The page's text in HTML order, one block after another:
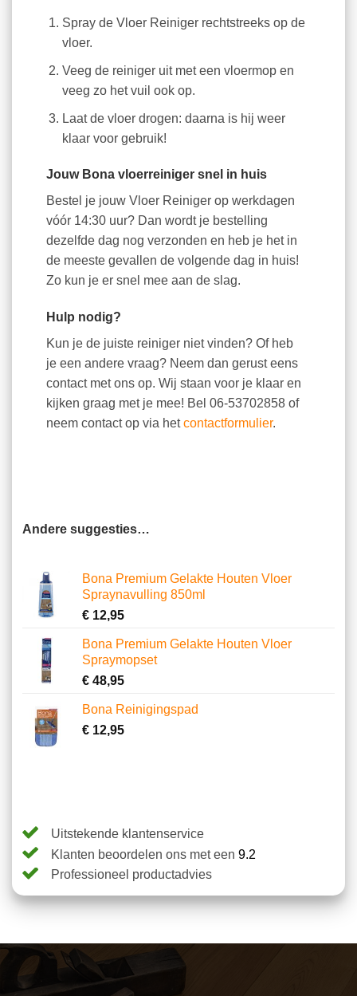
Spray de Vloer Reiniger rechtstreeks op de
vloer.
Veeg de reiniger uit met een vloermop en
veeg zo het vuil ook op.
Laat de vloer drogen: daarna is hij weer
klaar voor gebruik!
Jouw Bona vloerreiniger snel in huis
Bestel je jouw Vloer Reiniger op werkdagen
vóór 14:30 uur? Dan wordt je bestelling
dezelfde dag nog verzonden en heb je het in
de meeste gevallen de volgende dag in huis!
Zo kun je er snel mee aan de slag.
Hulp nodig?
Kun je de juiste reiniger niet vinden? Of heb
je een andere vraag? Neem dan gerust eens
contact met ons op. Wij staan voor je klaar en
kijken graag met je mee! Bel 06-53702858 of
neem contact op via hetcontactformulier.
Andere suggesties…
Bona Premium Gelakte Houten Vloer
Spraynavulling 850ml
€12,95
Bona Premium Gelakte Houten Vloer
Spraymopset
€48,95
Bona Reinigingspad
€12,95
Uitstekende klantenservice
Klanten beoordelen ons met een 9.2
Professioneel productadvies